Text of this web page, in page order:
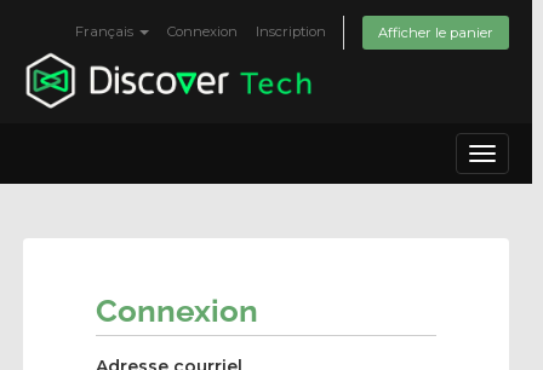
Français Connexion Inscription Afficher le panier
Toggle
Connexion